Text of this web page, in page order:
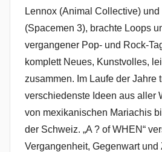
Lennox (Animal Collective)
(Spacemen 3), brachte Loops
vergangener Pop- und Rock-
komplett Neues, Kunstvolles,
zusammen. Im Laufe der Jahre
verschiedenste Ideen aus aller
von mexikanischen Mariachis
der Schweiz. „A ? of WHEN“
Vergangenheit, Gegenwart und